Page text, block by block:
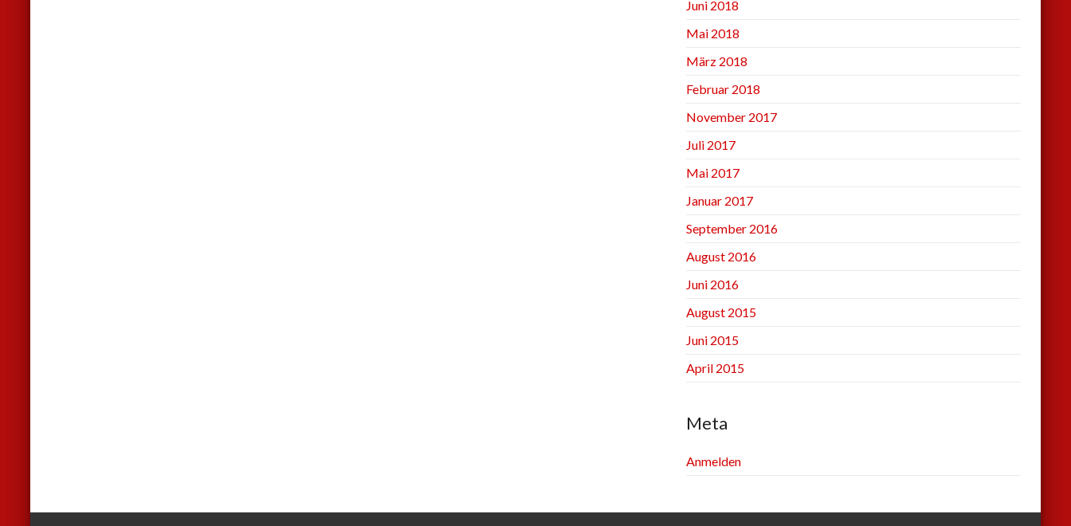
Juni 2018
Mai 2018
März 2018
Februar 2018
November 2017
Juli 2017
Mai 2017
Januar 2017
September 2016
August 2016
Juni 2016
August 2015
Juni 2015
April 2015
Meta
Anmelden